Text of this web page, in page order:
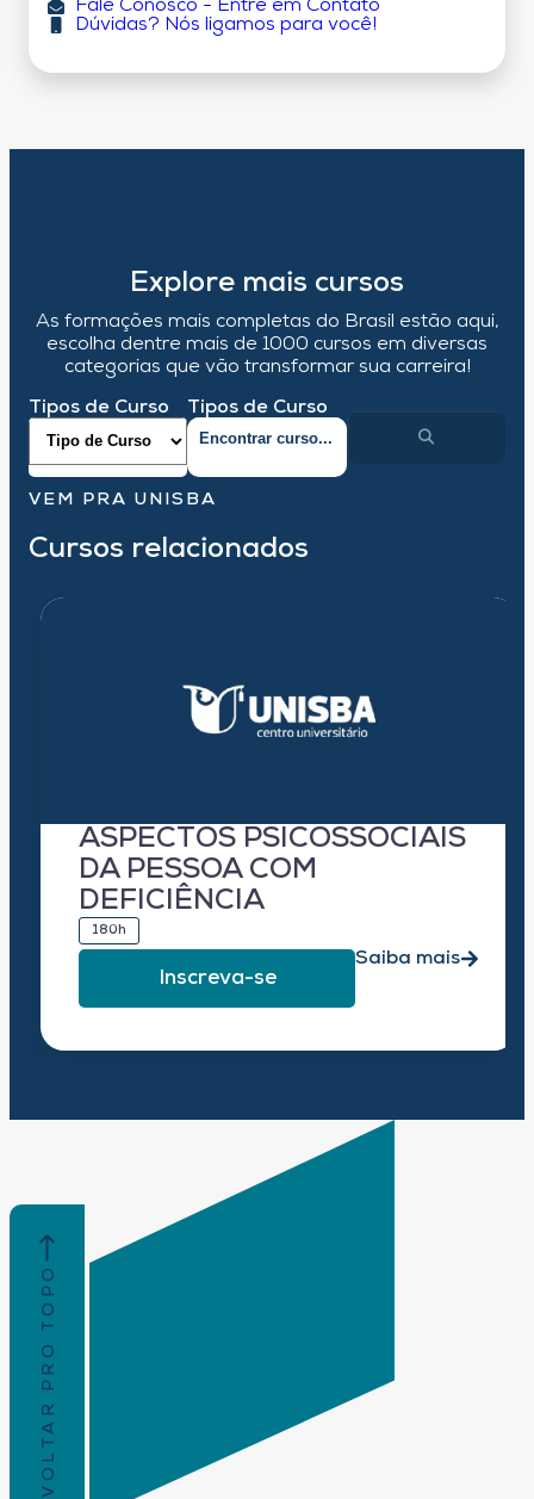
Fale Conosco - Entre em Contato
Dúvidas? Nós ligamos para você!
Explore mais cursos
As formações mais completas do Brasil estão aqui,
escolha dentre mais de 1000 cursos em diversas
categorias que vão transformar sua carreira!
Tipos de Curso Tipos de Curso
VEM PRA UNISBA
Cursos relacionados
ASPECTOS PSICOSSOCIAIS
DA PESSOA COM
DEFICIÊNCIA
180h
Inscreva-se
Saiba mais
VOLTAR PRO TOPO